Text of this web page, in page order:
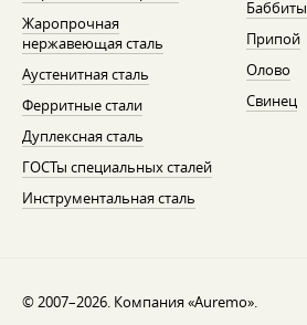
Жаропрочная
нержавеющая сталь
Аустенитная сталь
Ферритные стали
Дуплексная сталь
ГОСТы специальных сталей
Инструментальная сталь
Баббиты
Припой
Олово
Свинец
© 2007–2026. Компания «Auremo».